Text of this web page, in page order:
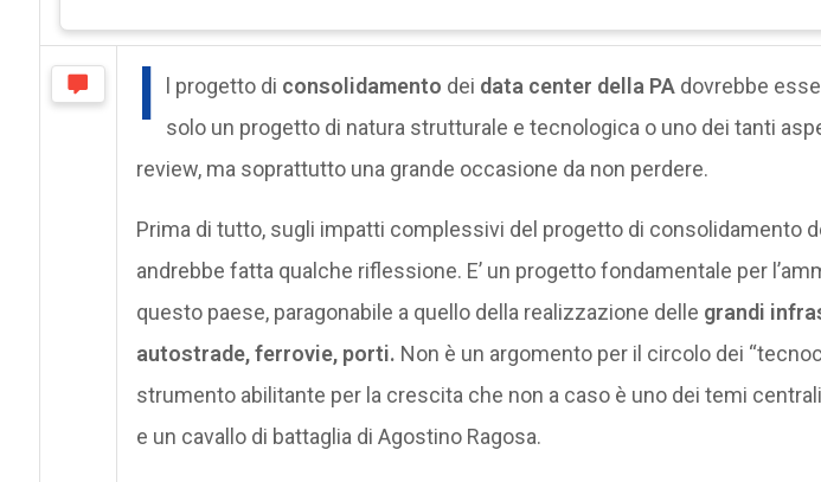
I l progetto di consolidamento dei data center della PA dovrebbe
solo un progetto di natura strutturale e tecnologica o uno dei tanti
review, ma soprattutto una grande occasione da non perdere.
Prima di tutto, sugli impatti complessivi del progetto di consolidamento
andrebbe fatta qualche riflessione. E’ un progetto fondamentale per
questo paese, paragonabile a quello della realizzazione delle grandi
autostrade, ferrovie, porti. Non è un argomento per il circolo dei
strumento abilitante per la crescita che non a caso è uno dei temi centrali
e un cavallo di battaglia di Agostino Ragosa.